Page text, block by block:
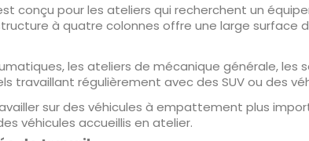
conçu pour les ateliers qui recherchent un
à quatre colonnes offre une large surface
les ateliers de mécanique générale, les
travaillant régulièrement avec des SUV ou des
sur des véhicules à empattement plus
véhicules accueillis en atelier.